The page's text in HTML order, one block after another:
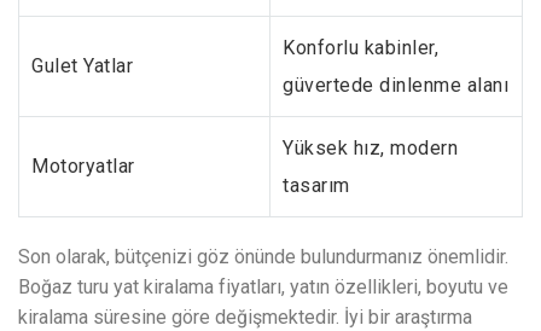
Gulet Yatlar
Konforlu kabinler,
güvertede dinlenme alanı
Motoryatlar
Yüksek hız, modern
tasarım
Son olarak, bütçenizi göz önünde bulundurmanız önemlidir.
Boğaz turu yat kiralama fiyatları, yatın özellikleri, boyutu ve
kiralama süresine göre değişmektedir. İyi bir araştırma